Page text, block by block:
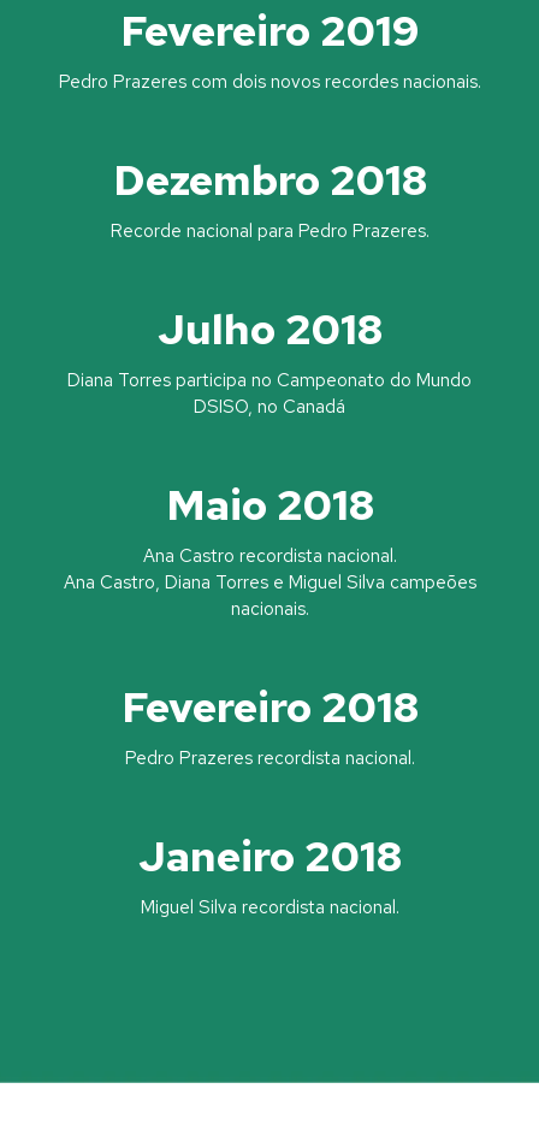
Fevereiro 2019
Pedro Prazeres com dois novos recordes nacionais.
Dezembro 2018
Recorde nacional para Pedro Prazeres.
Julho 2018
Diana Torres participa no Campeonato do Mundo
DSISO, no Canadá
Maio 2018
Ana Castro recordista nacional.
Ana Castro, Diana Torres e Miguel Silva campeões
nacionais.
Fevereiro 2018
Pedro Prazeres recordista nacional.
Janeiro 2018
Miguel Silva recordista nacional.